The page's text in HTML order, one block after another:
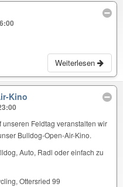
Weiterlesen
Kino
unseren Feldtag veranstalten wir
Bulldog-Open-Air-Kino.
Auto, Radl oder einfach zu
Ottersried 99